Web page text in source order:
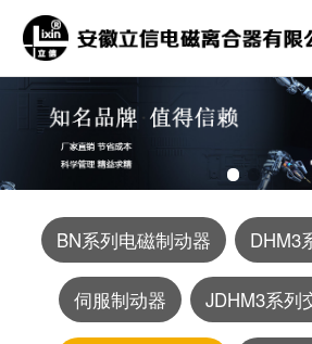
BN系列电磁制动器 DHM3
伺服制动器 JDHM3系列